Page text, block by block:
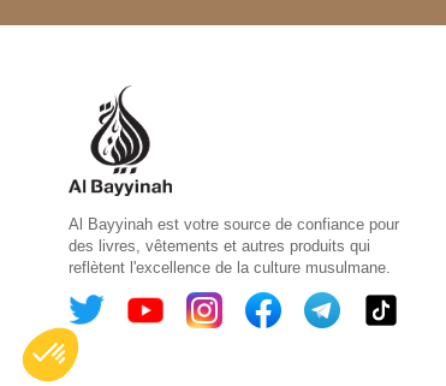
Al Bayyinah est votre source de confiance pour
des livres, vêtements et autres produits qui
reflètent l'excellence de la culture musulmane.